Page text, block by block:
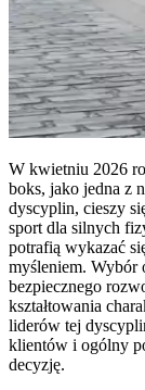
W kwietniu 2026
boks, jako jedna z
dyscyplin, cieszy
sport dla silnych
potrafią wykazać
myśleniem. Wybór
bezpiecznego
kształtowania
liderów tej
klientów i ogólny
decyzję.